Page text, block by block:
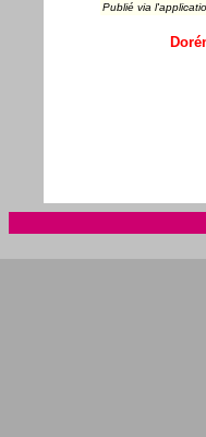
Publié via